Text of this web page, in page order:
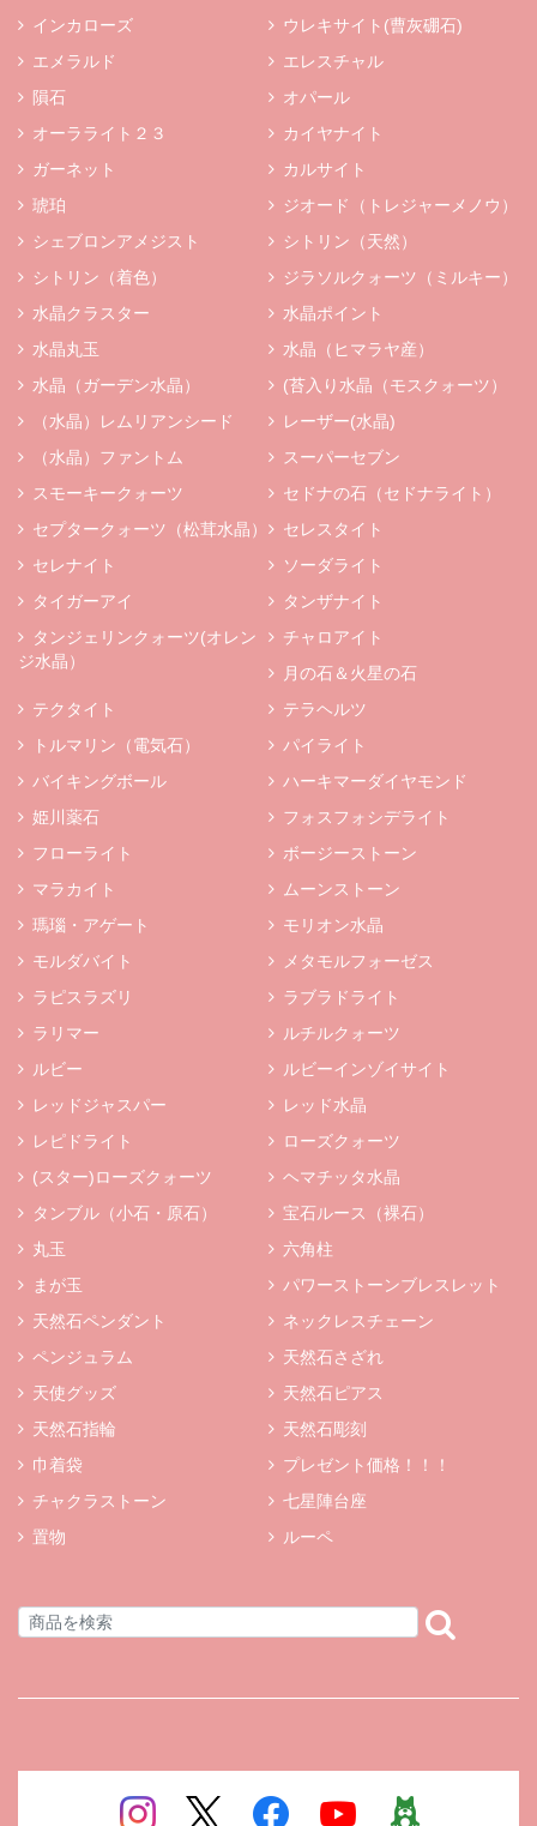
インカローズ
ウレキサイト(曹灰硼石)
エメラルド
エレスチャル
隕石
オパール
オーラライト２３
カイヤナイト
ガーネット
カルサイト
琥珀
ジオード（トレジャーメノウ）
シェブロンアメジスト
シトリン（天然）
シトリン（着色）
ジラソルクォーツ（ミルキー）
水晶クラスター
水晶ポイント
水晶丸玉
水晶（ヒマラヤ産）
水晶（ガーデン水晶）
(苔入り水晶（モスクォーツ）
（水晶）レムリアンシード
レーザー(水晶)
（水晶）ファントム
スーパーセブン
スモーキークォーツ
セドナの石（セドナライト）
セプタークォーツ（松茸水晶）
セレスタイト
セレナイト
ソーダライト
タイガーアイ
タンザナイト
タンジェリンクォーツ(オレン
ジ水晶）
チャロアイト
月の石＆火星の石
テクタイト
テラヘルツ
トルマリン（電気石）
パイライト
バイキングボール
ハーキマーダイヤモンド
姫川薬石
フォスフォシデライト
フローライト
ボージーストーン
マラカイト
ムーンストーン
瑪瑙・アゲート
モリオン水晶
モルダバイト
メタモルフォーゼス
ラピスラズリ
ラブラドライト
ラリマー
ルチルクォーツ
ルビー
ルビーインゾイサイト
レッドジャスパー
レッド水晶
レピドライト
ローズクォーツ
(スター)ローズクォーツ
ヘマチッタ水晶
タンブル（小石・原石）
宝石ルース（裸石）
丸玉
六角柱
まが玉
パワーストーンブレスレット
天然石ペンダント
ネックレスチェーン
ペンジュラム
天然石さざれ
天使グッズ
天然石ピアス
天然石指輪
天然石彫刻
巾着袋
プレゼント価格！！！
チャクラストーン
七星陣台座
置物
ルーペ